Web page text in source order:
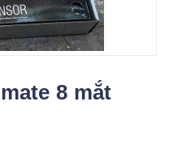
8 mắt